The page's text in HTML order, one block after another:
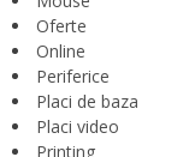
Oferte
Online
Periferice
Placi de baza
Placi video
Printing